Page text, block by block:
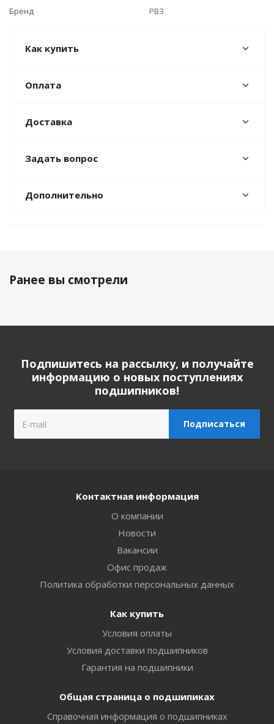
Бренд
РВЗ
Как купить
Оплата
Доставка
Задать вопрос
Дополнительно
Ранее вы смотрели
Подпишитесь на рассылку, и получайте
информацию о новых поступлениях
подшипников!
Контактная информация
О компании
Новости
Вакансии
Офис продаж
Политика обработки персональных данных
Как купить
Условия оплаты
Условия доставки подшипников
Гарантия на подшипники
Общая страница о подшипиках
Справочная информация о подшипниках